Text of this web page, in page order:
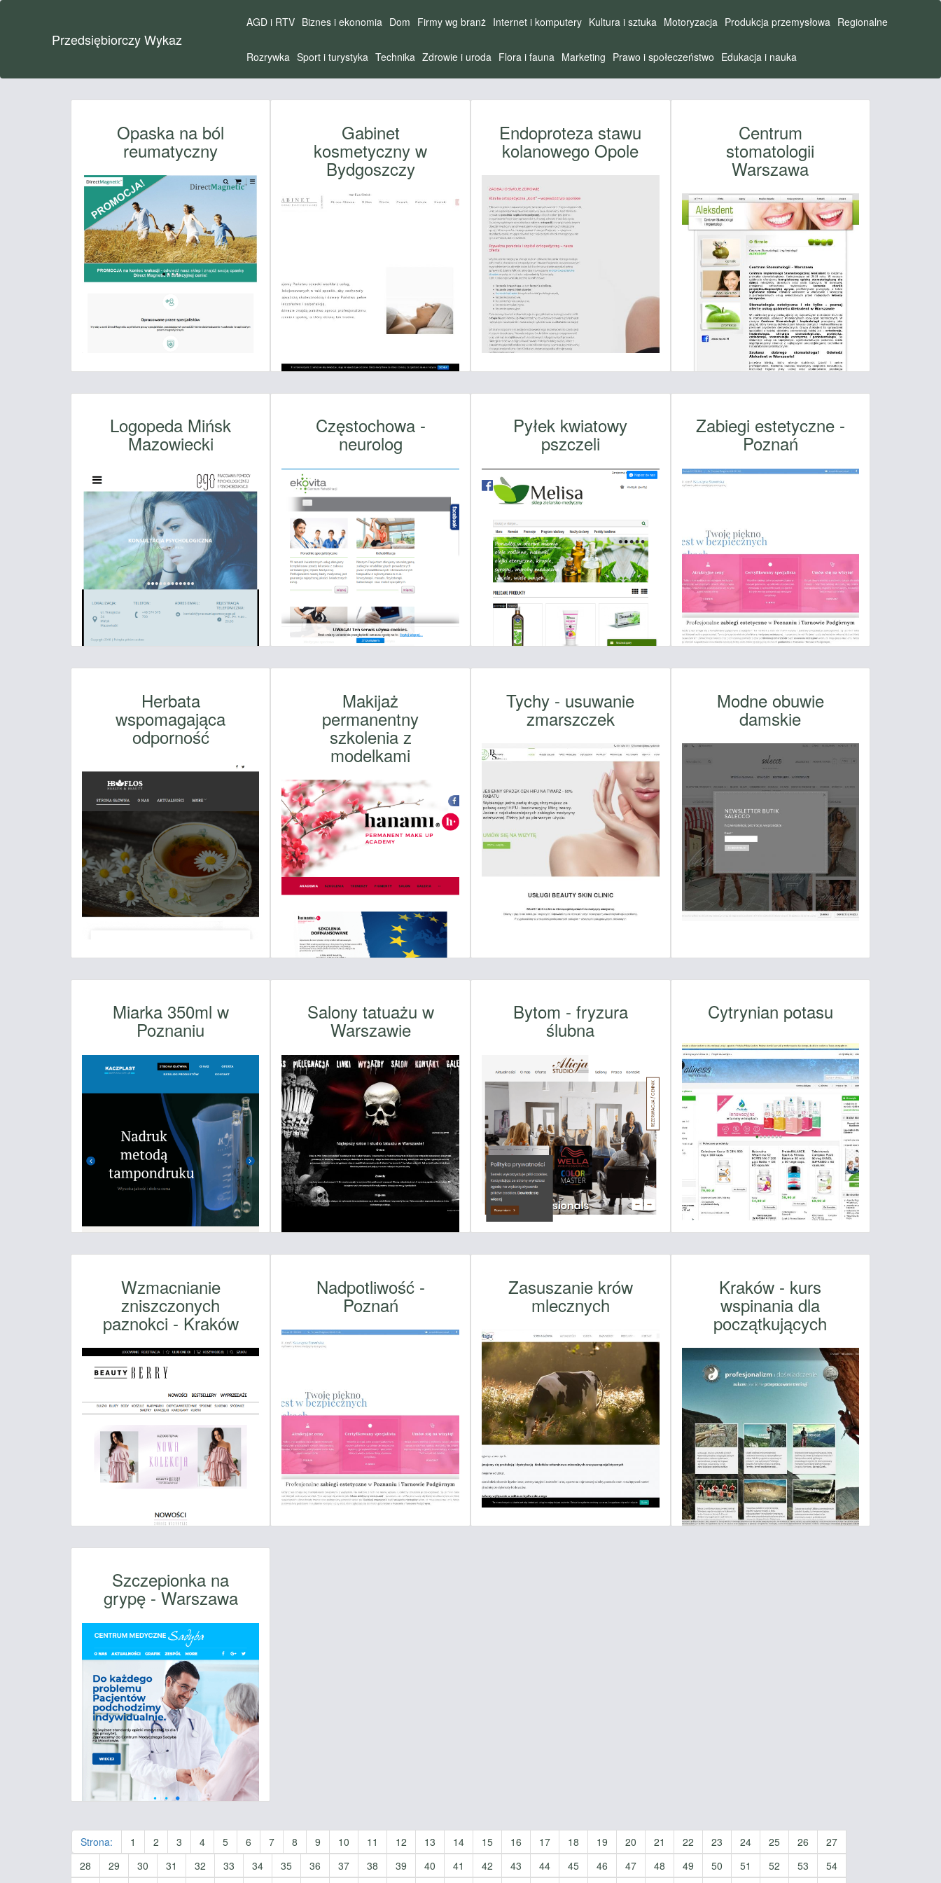
Przedsiębiorczy Wykaz
AGD i RTV Biznes i ekonomia Dom Firmy wg branż Internet i komputery Kultura i sztuka Motoryzacja Produkcja przemysłowa Regionalne
Rozrywka Sport i turystyka Technika Zdrowie i uroda Flora i fauna Marketing Prawo i społeczeństwo Edukacja i nauka
Opaska na ból
reumatyczny
Gabinet
kosmetyczny w
Bydgoszczy
Endoproteza stawu
kolanowego Opole
Centrum
stomatologii
Warszawa
Logopeda Mińsk
Mazowiecki
Częstochowa -
neurolog
Pyłek kwiatowy
pszczeli
Zabiegi estetyczne -
Poznań
Herbata
wspomagająca
odporność
Makijaż
permanentny
szkolenia z
modelkami
Tychy - usuwanie
zmarszczek
Modne obuwie
damskie
Miarka 350ml w
Poznaniu
Salony tatuażu w
Warszawie
Bytom - fryzura
ślubna
Cytrynian potasu
Wzmacnianie
zniszczonych
paznokci - Kraków
Nadpotliwość -
Poznań
Zasuszanie krów
mlecznych
Kraków - kurs
wspinania dla
początkujących
Szczepionka na
grypę - Warszawa
Strona: 1 2 3 4 5 6 7 8 9 10 11 12 13 14 15 16 17 18 19 20 21 22 23 24 25 26
27
28
29 30 31 32 33 34 35 36 37 38 39 40 41 42 43 44 45 46 47 48 49 50 51 52 53
54